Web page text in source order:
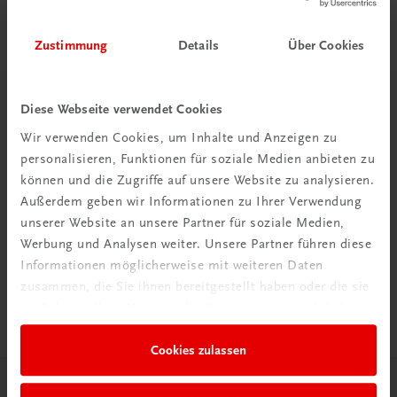
Zustimmung Details Über Cookies
Diese Webseite verwendet Cookies
Wir verwenden Cookies, um Inhalte und Anzeigen zu
personalisieren, Funktionen für soziale Medien anbieten zu
können und die Zugriffe auf unsere Website zu analysieren.
Außerdem geben wir Informationen zu Ihrer Verwendung
unserer Website an unsere Partner für soziale Medien,
Werbung und Analysen weiter. Unsere Partner führen diese
Informationen möglicherweise mit weiteren Daten
zusammen, die Sie ihnen bereitgestellt haben oder die sie
Cookies zulassen
Sachbuch
LINZ
€ 32,90